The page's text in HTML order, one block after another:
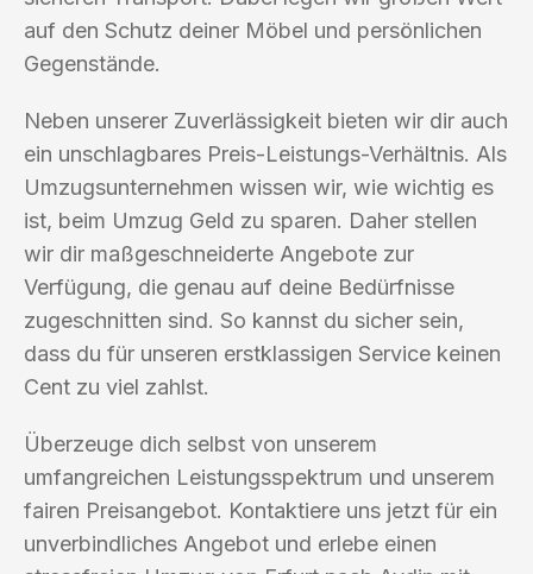
auf den Schutz deiner Möbel und persönlichen
Gegenstände.
Neben unserer Zuverlässigkeit bieten wir dir auch
ein unschlagbares Preis-Leistungs-Verhältnis. Als
Umzugsunternehmen wissen wir, wie wichtig es
ist, beim Umzug Geld zu sparen. Daher stellen
wir dir maßgeschneiderte Angebote zur
Verfügung, die genau auf deine Bedürfnisse
zugeschnitten sind. So kannst du sicher sein,
dass du für unseren erstklassigen Service keinen
Cent zu viel zahlst.
Überzeuge dich selbst von unserem
umfangreichen Leistungsspektrum und unserem
fairen Preisangebot. Kontaktiere uns jetzt für ein
unverbindliches Angebot und erlebe einen